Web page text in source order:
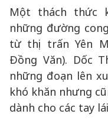
Một thách thức
những đường
từ thị trấn Yên
Đồng Văn). Dốc
những đoạn lên
khó khăn nhưng
dành cho các tay